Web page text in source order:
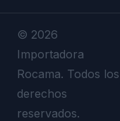
© 2026
Importadora
Rocama. Todos los
derechos
reservados.